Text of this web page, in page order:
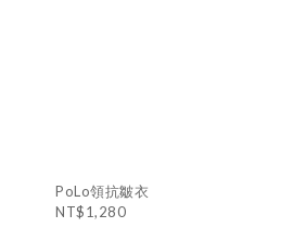
PoLo領抗皺衣
NT$1,280